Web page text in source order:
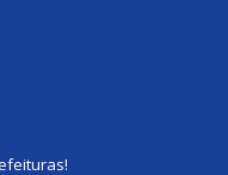
!